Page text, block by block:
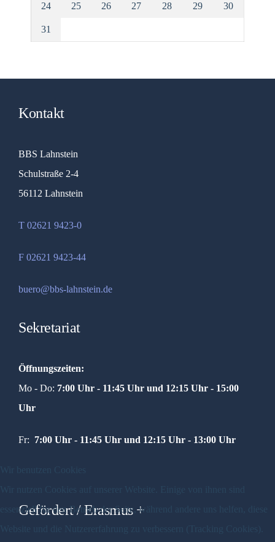
24 25 26 27 28 29 30
31
Kontakt
BBS Lahnstein
Schulstraße 2-4
56112 Lahnstein
T 02621 9423-0
F 02621 9423-44
buero@bbs-lahnstein.de
Sekretariat
Öffnungszeiten:
Mo - Do: 7:00 Uhr - 11:45 Uhr und 12:15 Uhr - 15:00
Uhr
Fr: 7:00 Uhr - 11:45 Uhr und 12:15 Uhr - 13:00 Uhr
Gefördert / Erasmus +
essenziell für den Betrieb der Seite, während andere uns helfen, diese